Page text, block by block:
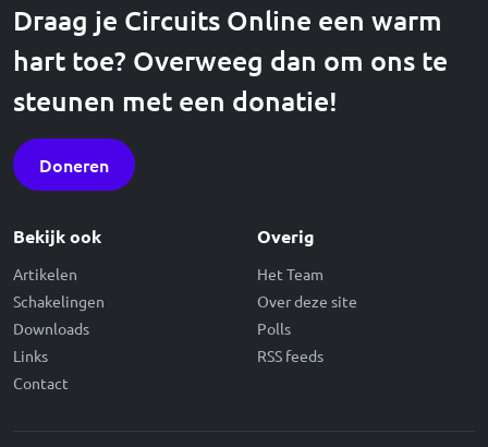
Draag je Circuits Online een warm
hart toe? Overweeg dan om ons te
steunen met een donatie!
Doneren
Bekijk ook
Artikelen
Schakelingen
Downloads
Links
Contact
Overig
Het Team
Over deze site
Polls
RSS feeds